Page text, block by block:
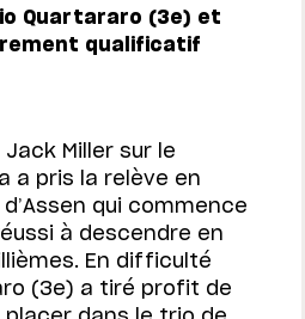
Quartararo (3e) et
qualificatif
Miller sur le
a pris la relève en
qui commence
à descendre en
En difficulté
(3e) a tiré profit de